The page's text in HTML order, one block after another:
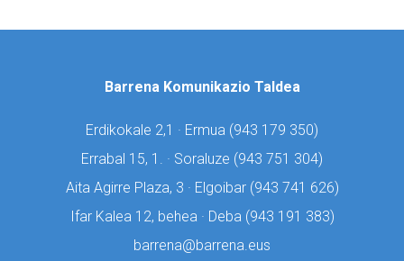
Barrena Komunikazio Taldea
Erdikokale 2,1 · Ermua (943 179 350)
Errabal 15, 1. · Soraluze (943 751 304)
Aita Agirre Plaza, 3 · Elgoibar (943 741 626)
Ifar Kalea 12, behea · Deba (943 191 383)
barrena@barrena.eus